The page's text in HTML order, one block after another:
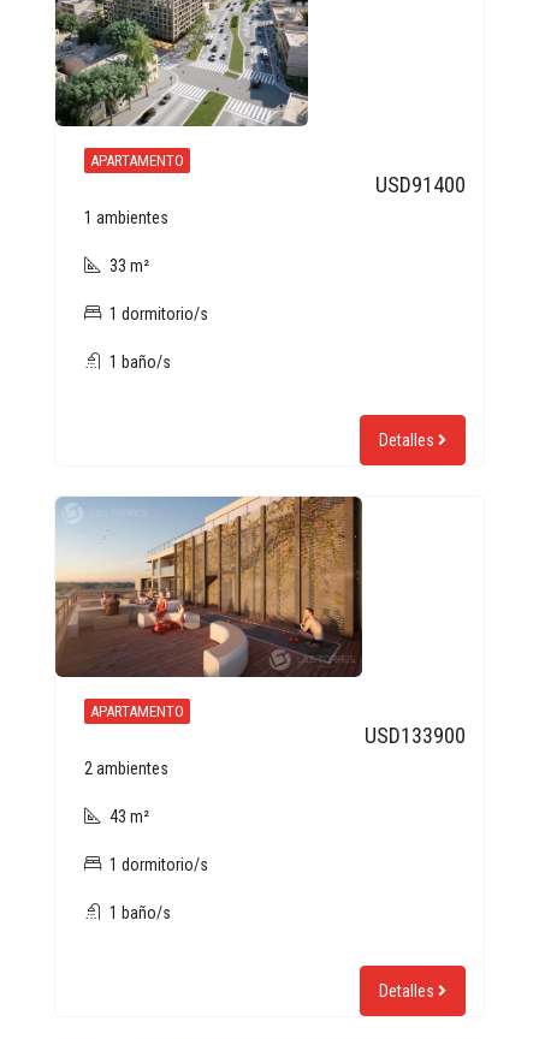
APARTAMENTO
USD91400
1 ambientes
33 m²
1 dormitorio/s
1 baño/s
Detalles
APARTAMENTO
USD133900
2 ambientes
43 m²
1 dormitorio/s
1 baño/s
Detalles